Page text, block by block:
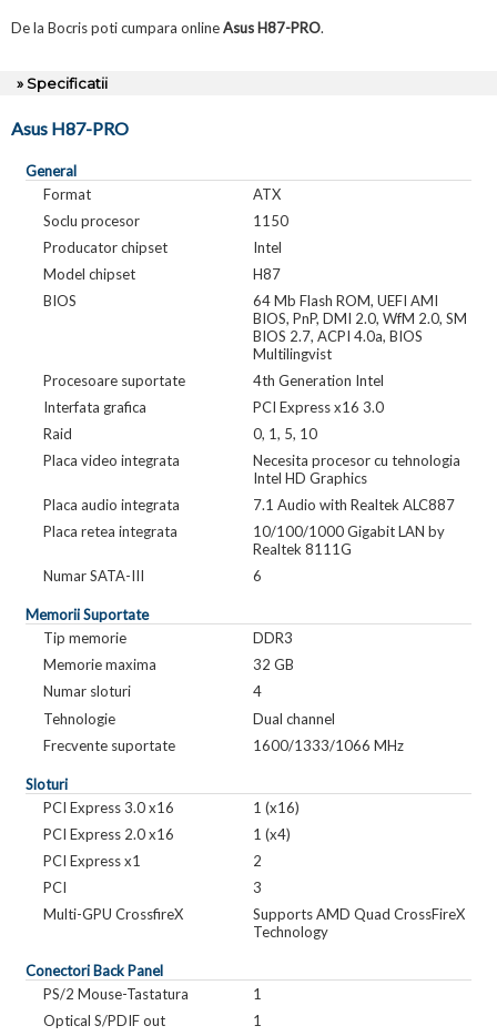
De la Bocris poti cumpara onlineAsus H87-PRO.
» Specificatii
Asus H87-PRO
General
Format
ATX
Soclu procesor
1150
Producator chipset
Intel
Model chipset
H87
BIOS
64 Mb Flash ROM, UEFI AMI
BIOS, PnP, DMI 2.0, WfM 2.0, SM
BIOS 2.7, ACPI 4.0a, BIOS
Multilingvist
Procesoare suportate
4th Generation Intel
Interfata grafica
PCI Express x16 3.0
Raid
0, 1, 5, 10
Placa video integrata
Necesita procesor cu tehnologia
Intel HD Graphics
Placa audio integrata
7.1 Audio with Realtek ALC887
Placa retea integrata
10/100/1000 Gigabit LAN by
Realtek 8111G
Numar SATA-III
6
Memorii Suportate
Tip memorie
DDR3
Memorie maxima
32 GB
Numar sloturi
4
Tehnologie
Dual channel
Frecvente suportate
1600/1333/1066 MHz
Sloturi
PCI Express 3.0 x16
1 (x16)
PCI Express 2.0 x16
1 (x4)
PCI Express x1
2
PCI
3
Multi-GPU CrossfireX
Supports AMD Quad CrossFireX
Technology
Conectori Back Panel
PS/2 Mouse-Tastatura
1
Optical S/PDIF out
1